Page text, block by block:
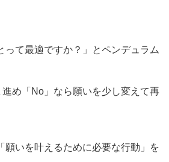
って最適ですか？」とペンデュラム
進め「No」なら願いを少し変えて再
願いを叶えるために必要な行動」を